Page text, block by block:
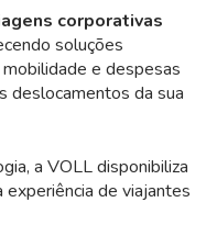
corporativas
soluções
e despesas
deslocamentos da sua
a VOLL disponibiliza
experiência de viajantes